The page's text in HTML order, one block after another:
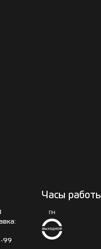
99
Часы работы
ПН